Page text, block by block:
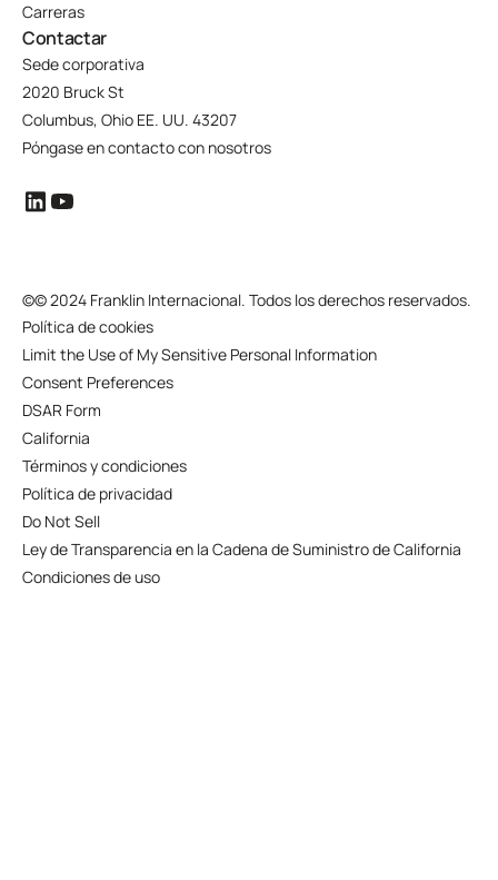
Carreras
Contactar
Sede corporativa
2020 Bruck St
Columbus, Ohio EE. UU. 43207
Póngase en contacto con nosotros
©© 2024 Franklin Internacional. Todos los derechos reservados.
Política de cookies
Limit the Use of My Sensitive Personal Information
Consent Preferences
DSAR Form
California
Términos y condiciones
Política de privacidad
Do Not Sell
Ley de Transparencia en la Cadena de Suministro de California
Condiciones de uso